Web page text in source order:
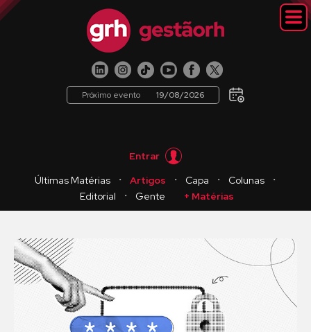
Próximo evento 19/08/2026
Entrar
Últimas Matérias
・ Artigos ・ Capa ・ Colunas
・
Editorial
・ Gente + Matérias